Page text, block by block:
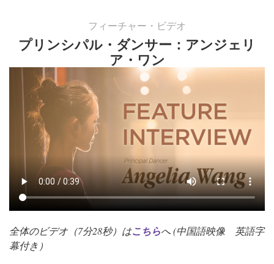
フィーチャー・ビデオ
プリンシパル・ダンサー：アンジェリ
ア・ワン
全体のビデオ（7分28秒）はこちらへ (中国語映像 英語字
幕付き）